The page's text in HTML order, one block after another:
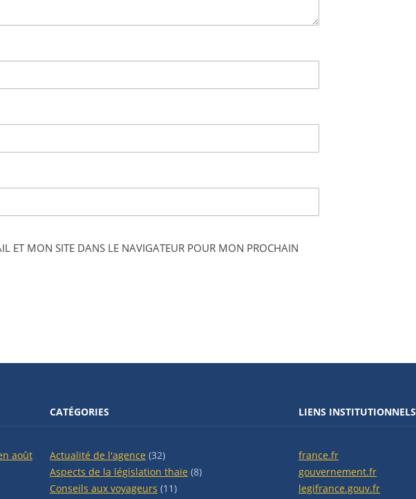
ET MON SITE DANS LE NAVIGATEUR POUR MON PROCHAIN
août
CATÉGORIES
Actualité de l'agence (32)
Aspects de la législation thaïe (8)
Conseils aux voyageurs (11)
LIENS INSTITUTIONNELS
france.fr
gouvernement.fr
legifrance.gouv.fr